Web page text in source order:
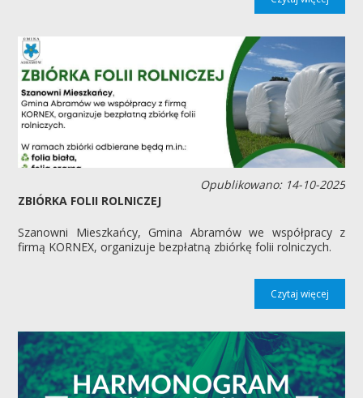
Opublikowano: 14-10-2025
ZBIÓRKA FOLII ROLNICZEJ
Szanowni Mieszkańcy, Gmina Abramów we współpracy z
firmą KORNEX, organizuje bezpłatną zbiórkę folii rolniczych.
Czytaj więcej